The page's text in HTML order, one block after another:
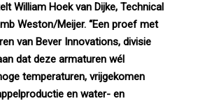
William Hoek van Dijke, Technical
Weston/Meijer. “Een proef met
van Bever Innovations, divisie
dat deze armaturen wél
temperaturen, vrijgekomen
en water- en